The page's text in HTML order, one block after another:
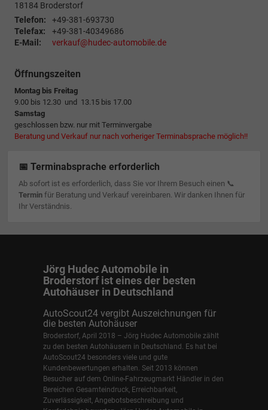
18184 Broderstorf
Telefon:
+49-381-693730
Telefax:
+49-381-40349686
E-Mail:
verkauf@hudec-automobile.de
Öffnungszeiten
Montag bis Freitag
9.00 bis 12.30 und 13.15 bis 17.00
Samstag
geschlossen bzw. nur mit Terminvergabe
Beratung und Verkauf nur nach vorheriger Terminabsprache möglich!!
📅 Terminabsprache erforderlich
Ab sofort ist es erforderlich, dass Sie vor Ihrem Besuch einen 📞
Terminfür Beratung und Verkauf vereinbaren. Wir danken Ihnen für
Ihr Verständnis.
Jörg Hudec Automobile in
Broderstorf ist eines der besten
Autohäuser in Deutschland
AutoScout24 vergibt Auszeichnungen für
die besten Autohäuser
Broderstorf, April 2018 – Jörg Hudec Automobile zählt
zu den besten Autohäusern in Deutschland. Es hat bei
AutoScout24 besonders viele und gute
Kundenbewertungen erhalten. Seit 2013 können
Besucher auf dem Online-Fahrzeugmarkt Händler in den
Bereichen Gesamteindruck, Erreichbarkeit,
Zuverlässigkeit, Angebotsbeschreibung und